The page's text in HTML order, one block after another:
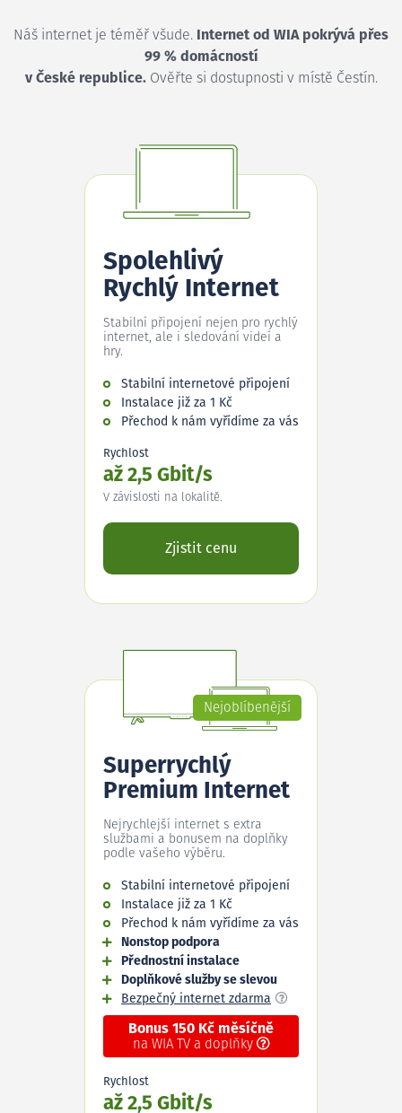
Náš internet je téměř všude. Internet od WIA pokrývá přes
99 % domácností
v České republice.Ověřte si dostupnosti v místě Čestín.
Spolehlivý
Rychlý Internet
Stabilní připojení nejen pro rychlý
internet, ale i sledování videí a
hry.
Stabilní internetové připojení
Instalace již za 1 Kč
Přechod k nám vyřídíme za vás
Rychlost
až 2,5 Gbit/s
V závislosti na lokalitě.
Zjistit cenu
Nejoblíbenější
Superrychlý
Premium Internet
Nejrychlejší internet s extra
službami a bonusem na doplňky
podle vašeho výběru.
Stabilní internetové připojení
Instalace již za 1 Kč
Přechod k nám vyřídíme za vás
Nonstop podpora
Přednostní instalace
Doplňkové služby se slevou
Bezpečný internet zdarma
Bonus 150 Kč měsíčně
na WIA TV a doplňky
Rychlost
až 2,5 Gbit/s